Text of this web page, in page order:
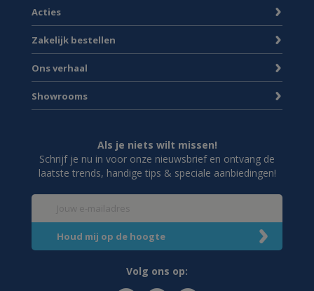
Acties
Zakelijk bestellen
Ons verhaal
Showrooms
Als je niets wilt missen!
Schrijf je nu in voor onze nieuwsbrief en ontvang de
laatste trends, handige tips & speciale aanbiedingen!
Volg ons op: